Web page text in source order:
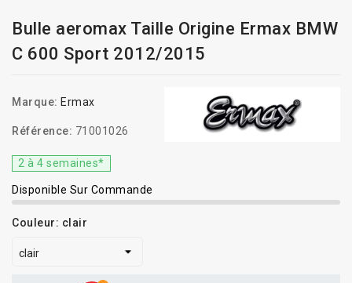
Bulle aeromax Taille Origine Ermax BMW
C 600 Sport 2012/2015
Marque: Ermax
Référence: 71001026
2 à 4 semaines*
Disponible Sur Commande
Couleur: clair